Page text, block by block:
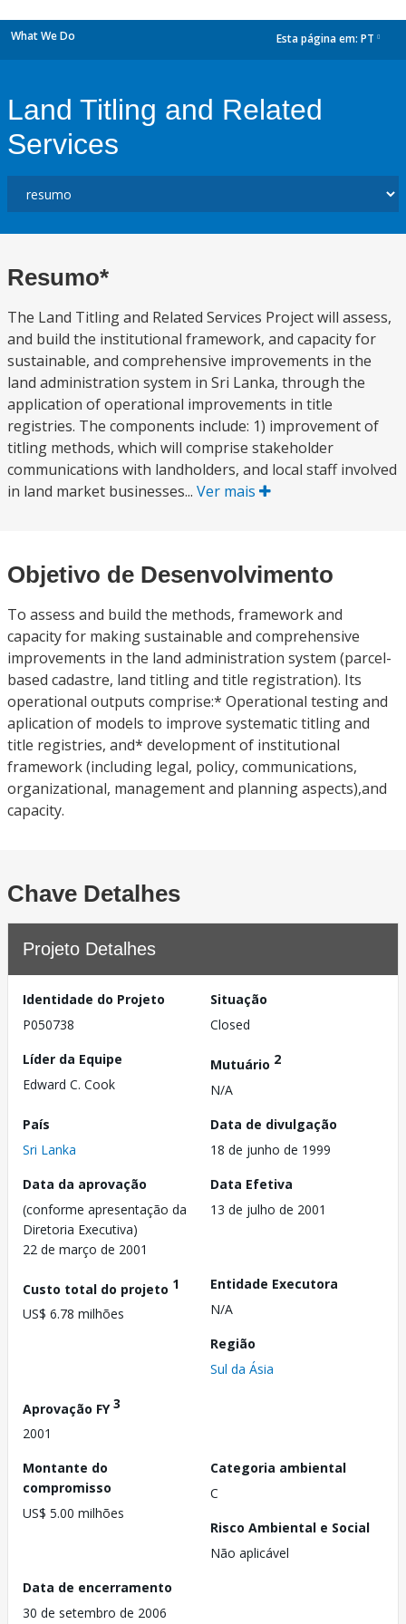
What We Do Esta página em: PT
Land Titling and Related
Services
Resumo*
The Land Titling and Related Services Project will assess,
and build the institutional framework, and capacity for
sustainable, and comprehensive improvements in the
land administration system in Sri Lanka, through the
application of operational improvements in title
registries. The components include: 1) improvement of
titling methods, which will comprise stakeholder
communications with landholders, and local staff involved
in land market businesses... Ver mais
Objetivo de Desenvolvimento
To assess and build the methods, framework and
capacity for making sustainable and comprehensive
improvements in the land administration system (parcel-
based cadastre, land titling and title registration). Its
operational outputs comprise:* Operational testing and
aplication of models to improve systematic titling and
title registries, and* development of institutional
framework (including legal, policy, communications,
organizational, management and planning aspects),and
capacity.
Chave Detalhes
Projeto Detalhes
Identidade do Projeto
P050738
Situação
Closed
Líder da Equipe
Edward C. Cook
Mutuário 2
N/A
País
Sri Lanka
Data de divulgação
18 de junho de 1999
Data da aprovação
(conforme apresentação da
Diretoria Executiva)
22 de março de 2001
Data Efetiva
13 de julho de 2001
Custo total do projeto 1
US$ 6.78 milhões
Entidade Executora
N/A
Região
Sul da Ásia
Aprovação FY3
2001
Montante do
compromisso
US$ 5.00 milhões
Categoria ambiental
C
Risco Ambiental e Social
Não aplicável
Data de encerramento
30 de setembro de 2006